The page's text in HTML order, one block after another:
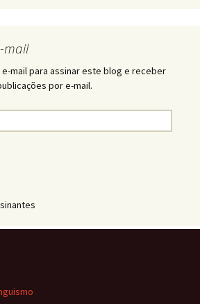
mail
mail para assinar este blog e receber
por e-mail.